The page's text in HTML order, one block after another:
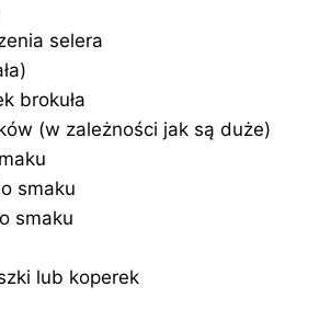
selera
brokuła
(w zależności jak są duże)
smaku
smaku
lub koperek